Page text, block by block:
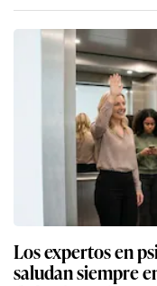
Los expertos en
saludan siempre